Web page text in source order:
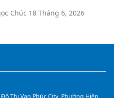
Chúc 18 Tháng 6, 2026